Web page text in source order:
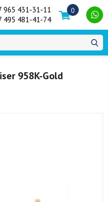
965 431-31-11
495 481-41-74
0
958K-Gold